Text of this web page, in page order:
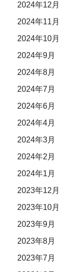
2024年12月
2024年11月
2024年10月
2024年9月
2024年8月
2024年7月
2024年6月
2024年4月
2024年3月
2024年2月
2024年1月
2023年12月
2023年10月
2023年9月
2023年8月
2023年7月